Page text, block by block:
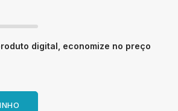
digital, economize no preço